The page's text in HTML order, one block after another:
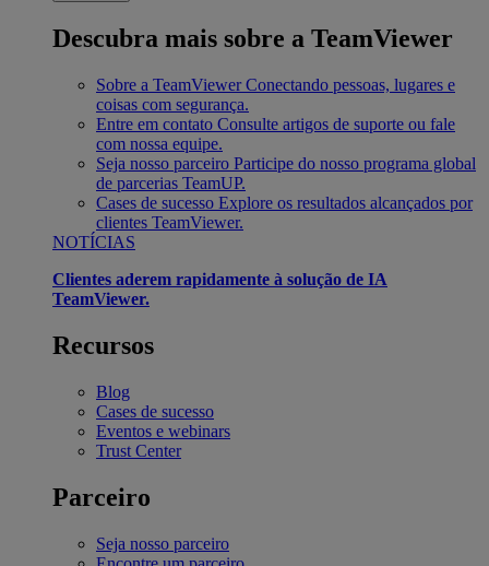
Descubra mais sobre a TeamViewer
Sobre a TeamViewer Conectando pessoas, lugares e
coisas com segurança.
Entre em contato Consulte artigos de suporte ou fale
com nossa equipe.
Seja nosso parceiro Participe do nosso programa global
de parcerias TeamUP.
Cases de sucesso Explore os resultados alcançados por
clientes TeamViewer.
NOTÍCIAS
Clientes aderem rapidamente à solução de IA
TeamViewer.
Recursos
Blog
Cases de sucesso
Eventos e webinars
Trust Center
Parceiro
Seja nosso parceiro